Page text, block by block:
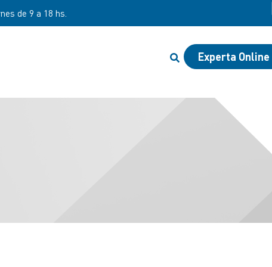
de 9 a 18 hs.
Experta Online